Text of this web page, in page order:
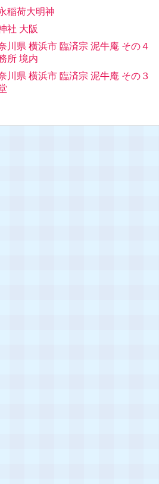
稲荷大明神
社 大阪
川県 横浜市 臨済宗 泥牛庵 その４
所 境内
川県 横浜市 臨済宗 泥牛庵 その３